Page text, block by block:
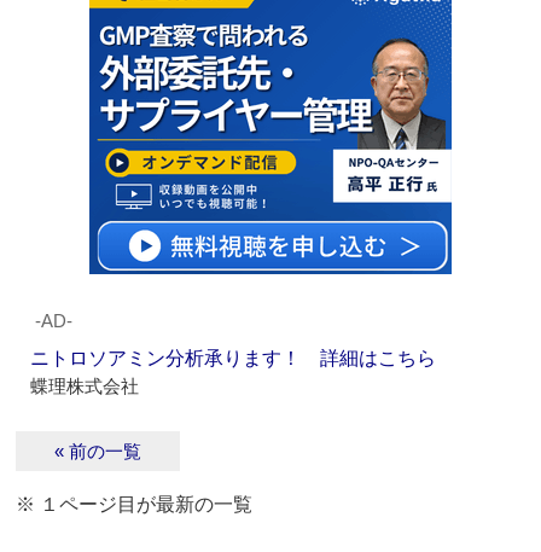
‐AD‐
ニトロソアミン分析承ります！ 詳細はこちら
蝶理株式会社
« 前の一覧
※ １ページ目が最新の一覧